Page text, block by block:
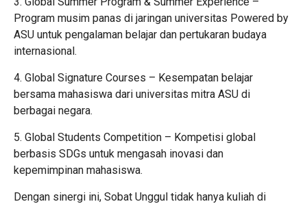
Program musim panas di jaringan universitas Powered by
ASU untuk pengalaman belajar dan pertukaran budaya
internasional.
4. Global Signature Courses – Kesempatan belajar
bersama mahasiswa dari universitas mitra ASU di
berbagai negara.
5. Global Students Competition – Kompetisi global
berbasis SDGs untuk mengasah inovasi dan
kepemimpinan mahasiswa.
Dengan sinergi ini, Sobat Unggul tidak hanya kuliah di